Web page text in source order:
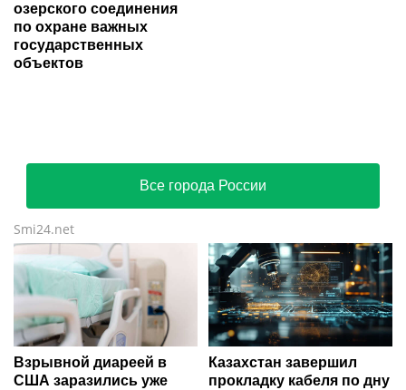
озерского соединения
по охране важных
государственных
объектов
Все города России
Smi24.net
Взрывной диареей в
США заразились уже
Казахстан завершил
прокладку кабеля по дну